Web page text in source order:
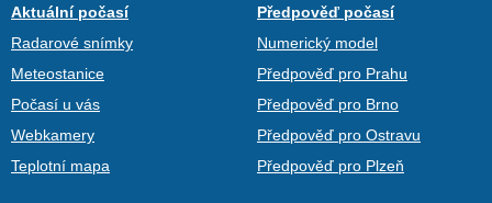
Aktuální počasí
Radarové snímky
Meteostanice
Počasí u vás
Webkamery
Teplotní mapa
Předpověď počasí
Numerický model
Předpověď pro Prahu
Předpověď pro Brno
Předpověď pro Ostravu
Předpověď pro Plzeň